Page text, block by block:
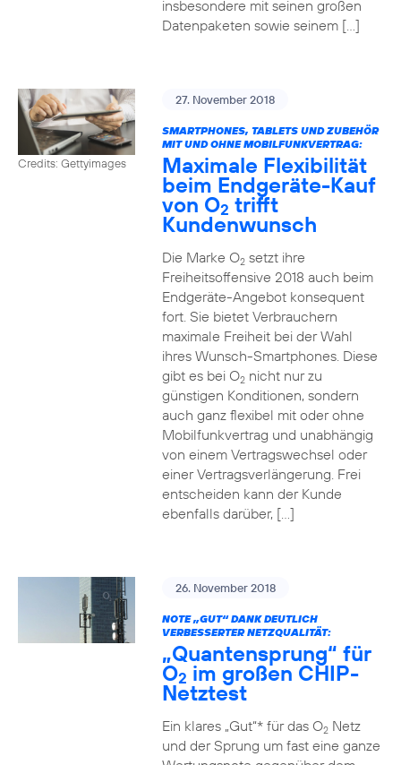
insbesondere mit seinen großen
Datenpaketen sowie seinem […]
Credits: Gettyimages
27. November 2018
SMARTPHONES, TABLETS UND ZUBEHÖR
MIT UND OHNE MOBILFUNKVERTRAG:
Maximale Flexibilität
beim Endgeräte-Kauf
von O2 trifft
Kundenwunsch
Die Marke O2setzt ihre
Freiheitsoffensive 2018 auch beim
Endgeräte-Angebot konsequent
fort. Sie bietet Verbrauchern
maximale Freiheit bei der Wahl
ihres Wunsch-Smartphones. Diese
gibt es bei O2nicht nur zu
günstigen Konditionen, sondern
auch ganz flexibel mit oder ohne
Mobilfunkvertrag und unabhängig
von einem Vertragswechsel oder
einer Vertragsverlängerung. Frei
entscheiden kann der Kunde
ebenfalls darüber, […]
26. November 2018
NOTE „GUT“ DANK DEUTLICH
VERBESSERTER NETZQUALITÄT:
„Quantensprung“ für
O2 im großen CHIP-
Netztest
Ein klares „Gut“* für das O2Netz
und der Sprung um fast eine ganze